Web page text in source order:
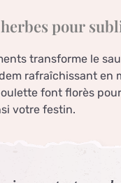
pour
transforme le
rafraîchissant en
font florès
votre festin.